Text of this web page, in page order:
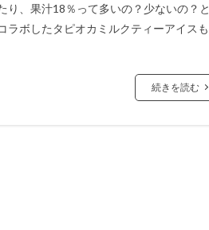
り、果汁18％って多いの？少ないの？と
ラボしたタピオカミルクティーアイスも
続きを読む